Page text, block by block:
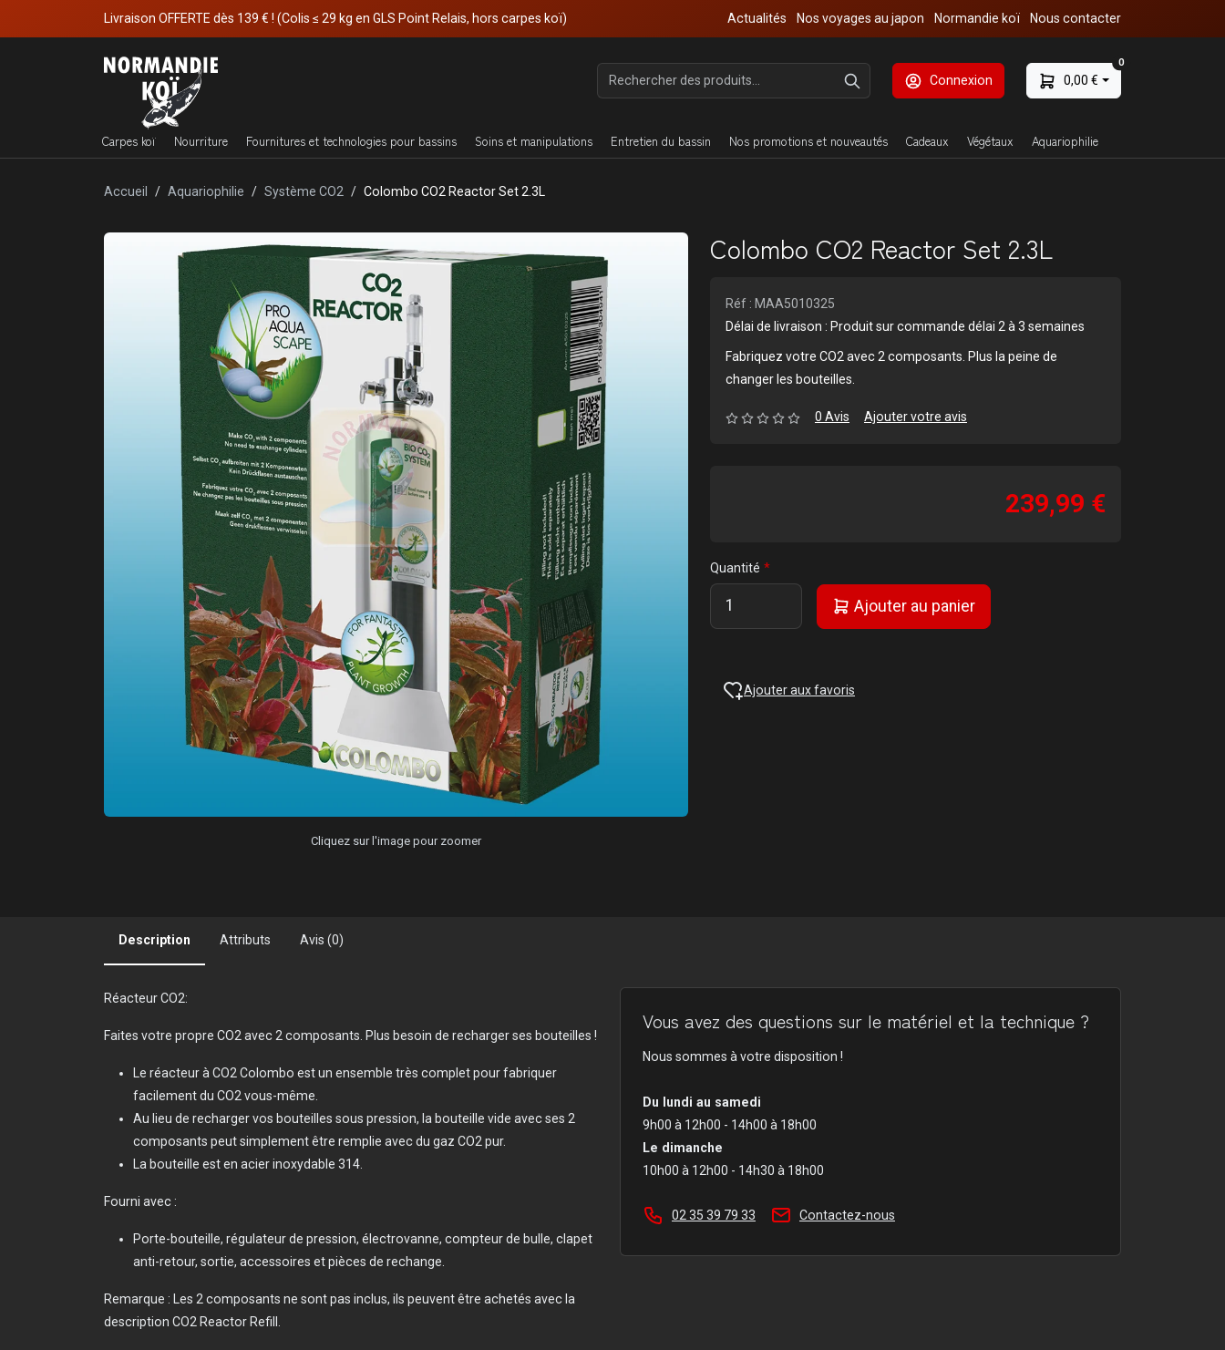
Livraison OFFERTE dès 139 € ! (Colis ≤ 29 kg en GLS Point Relais, hors carpes koï) Actualités Nos voyages au japon Normandie koï Nous contacter
Connexion 0,00 €
0
Carpes koï Nourriture Fournitures et technologies pour bassins Soins et manipulations Entretien du bassin Nos promotions et nouveautés Cadeaux Végétaux Aquariophilie
Accueil Aquariophilie Système CO2 Colombo CO2 Reactor Set 2.3L
Cliquez sur l'image pour zoomer
Colombo CO2 Reactor Set 2.3L
Réf : MAA5010325
Délai de livraison : Produit sur commande délai 2 à 3 semaines
Fabriquez votre CO2 avec 2 composants. Plus la peine de
changer les bouteilles.
0 Avis Ajouter votre avis
239,99 €
Quantité
Ajouter au panier
Ajouter aux favoris
Description Attributs Avis (0)
Réacteur CO2:
Faites votre propre CO2 avec 2 composants. Plus besoin de recharger ses bouteilles !
Le réacteur à CO2 Colombo est un ensemble très complet pour fabriquer
facilement du CO2 vous-même.
Au lieu de recharger vos bouteilles sous pression, la bouteille vide avec ses 2
composants peut simplement être remplie avec du gaz CO2 pur.
La bouteille est en acier inoxydable 314.
Fourni avec :
Porte-bouteille, régulateur de pression, électrovanne, compteur de bulle, clapet
anti-retour, sortie, accessoires et pièces de rechange.
Remarque : Les 2 composants ne sont pas inclus, ils peuvent être achetés avec la
description CO2 Reactor Refill.
Vous avez des questions sur le matériel et la technique ?
Nous sommes à votre disposition !
Du lundi au samedi
9h00 à 12h00 - 14h00 à 18h00
Le dimanche
10h00 à 12h00 - 14h30 à 18h00
02 35 39 79 33 Contactez-nous